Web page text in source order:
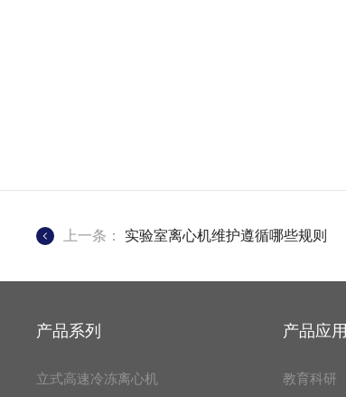
上一条： 实验室离心机维护遵循哪些规则
产品系列
立式高速冷冻离心机
产品应用
教育科研